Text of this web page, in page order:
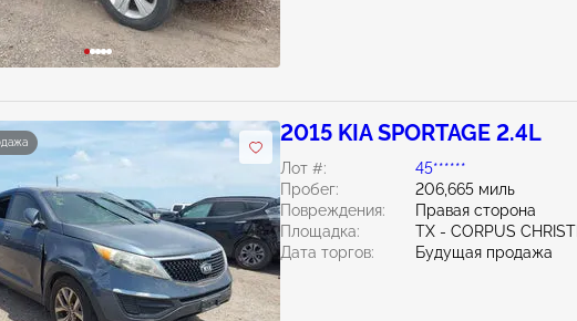
2015 KIA SPORTAGE 2.4L
Лот #:
45******
Пробег:
206,665 миль
Повреждения:
Правая сторона
Площадка:
TX - CORPUS CHRISTI
Дата торгов:
Будущая продажа